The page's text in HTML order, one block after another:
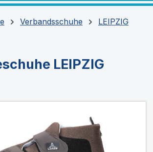
Verbandsschuhe
LEIPZIG
LEIPZIG